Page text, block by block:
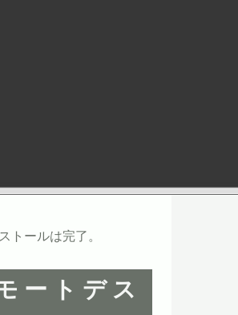
トールは完了。
ートデス